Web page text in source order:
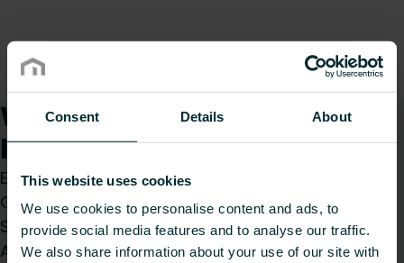
Consent Details About
This website uses cookies
We use cookies to personalise content and ads, to
provide social media features and to analyse our traffic.
We also share information about your use of our site with
Wie können wir Ihnen
helfen?
Egal, ob Sie Installateur, Architekt, Planer,
Großhändler oder Endverbraucher sind, treffen
Sie eine Wahl und wir kümmern uns gerne um Ihr
Anliegen.